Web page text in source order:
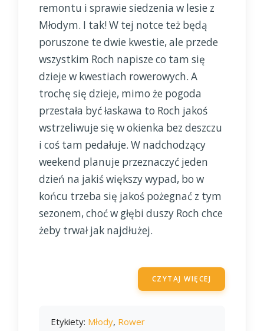
remontu i sprawie siedzenia w lesie z
Młodym. I tak! W tej notce też będą
poruszone te dwie kwestie, ale przede
wszystkim Roch napisze co tam się
dzieje w kwestiach rowerowych. A
trochę się dzieje, mimo że pogoda
przestała być łaskawa to Roch jakoś
wstrzeliwuje się w okienka bez deszczu
i coś tam pedałuje. W nadchodzący
weekend planuje przeznaczyć jeden
dzień na jakiś większy wypad, bo w
końcu trzeba się jakoś pożegnać z tym
sezonem, choć w głębi duszy Roch chce
żeby trwał jak najdłużej.
CZYTAJ WIĘCEJ
Etykiety: Młody, Rower